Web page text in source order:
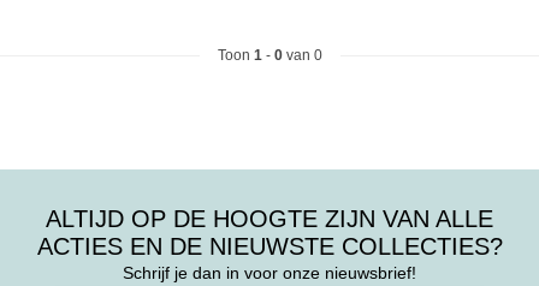
Toon 1- 0van 0
ALTIJD OP DE HOOGTE ZIJN VAN ALLE
ACTIES EN DE NIEUWSTE COLLECTIES?
Schrijf je dan in voor onze nieuwsbrief!